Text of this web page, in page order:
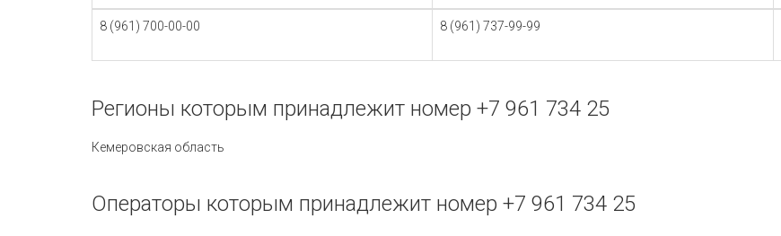
8 (961) 700-00-00 8 (961) 737-99-99
Регионы которым принадлежит номер +7 961 734 25
Кемеровская область
Операторы которым принадлежит номер +7 961 734 25